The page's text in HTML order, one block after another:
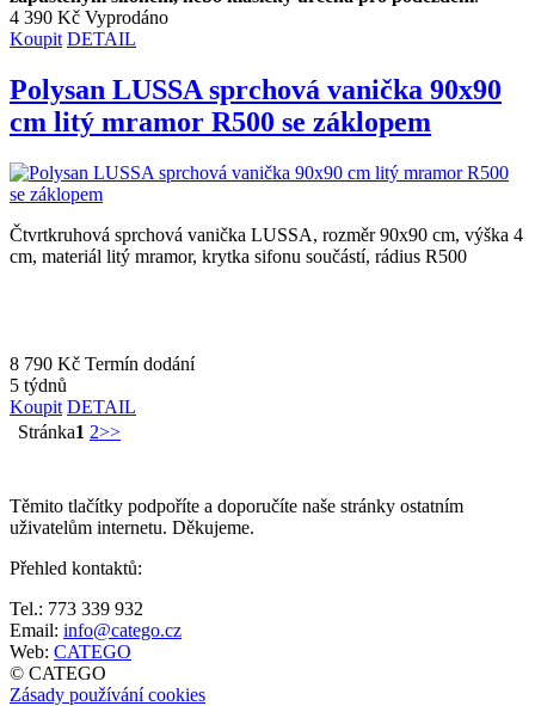
4 390 Kč Vyprodáno
Koupit DETAIL
Polysan LUSSA sprchová vanička 90x90
cm litý mramor R500 se záklopem
Čtvrtkruhová sprchová vanička LUSSA, rozměr 90x90 cm, výška 4
cm, materiál litý mramor, krytka sifonu součástí, rádius R500
8 790 Kč Termín dodání
5 týdnů
Koupit DETAIL
Stránka1 2>>
Těmito tlačítky podpoříte a doporučíte naše stránky ostatním
uživatelům internetu. Děkujeme.
Přehled kontaktů:
Tel.: 773 339 932
Email: info@catego.cz
Web: CATEGO
© CATEGO
Zásady používání cookies